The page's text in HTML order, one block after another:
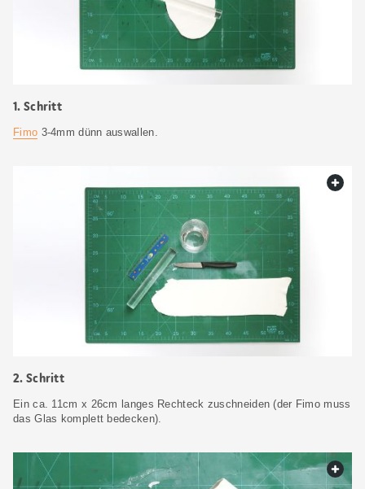
1. Schritt
Fimo 3-4mm dünn auswallen.
2. Schritt
Ein ca. 11cm x 26cm langes Rechteck zuschneiden (der Fimo muss
das Glas komplett bedecken).